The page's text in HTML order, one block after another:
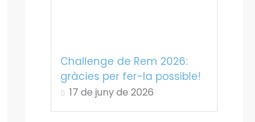
Challenge de Rem 2026:
gràcies per fer-la possible!
17 de juny de 2026